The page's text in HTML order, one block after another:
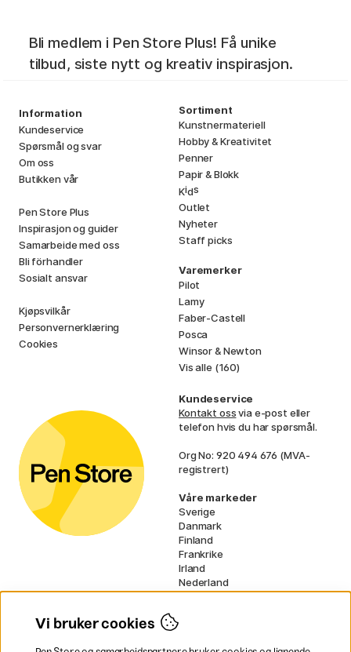
Bli medlem i Pen Store Plus! Få unike
tilbud, siste nytt og kreativ inspirasjon.
Information
Kundeservice
Spørsmål og svar
Om oss
Butikken vår
Pen Store Plus
Inspirasjon og guider
Samarbeide med oss
Bli förhandler
Sosialt ansvar
Kjøpsvilkår
Personvernerklæring
Cookies
Sortiment
Kunstnermateriell
Hobby & Kreativitet
Penner
Papir & Blokk
Kids
Outlet
Nyheter
Staff picks
Varemerker
Pilot
Lamy
Faber-Castell
Posca
Winsor & Newton
Vis alle (160)
Kundeservice
Kontakt ossvia e-post eller
telefon hvis du har spørsmål.
Org No: 920 494 676 (MVA-
registrert)
Våre markeder
Sverige
Danmark
Finland
Frankrike
Irland
Nederland
Tyskland
Vi bruker cookies